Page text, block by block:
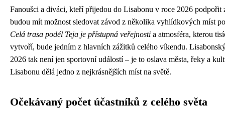
Fanoušci a diváci, kteří přijedou do Lisabonu v roce 2026 podpořit
budou mít možnost sledovat závod z několika vyhlídkových míst
Celá trasa podél Teja je přístupná veřejnosti a atmosféra, kterou
vytvoří, bude jedním z hlavních zážitků celého víkendu.
2026 tak není jen sportovní událostí – je to oslava města, řeky a
Lisabonu dělá jedno z nejkrásnějších míst na světě.
Očekávaný počet účastníků z celého světa